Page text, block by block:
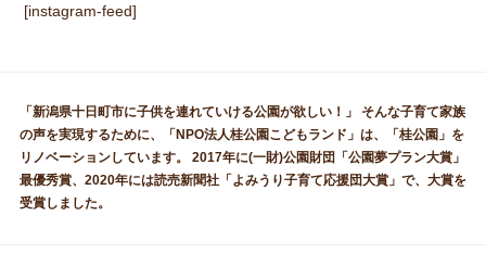
[instagram-feed]
「新潟県十日町市に子供を連れていける公園が欲しい！」
そんな子育て家族
の声を実現するために、「NPO法人桂公園こどもランド」は、「桂公園」を
リノベーションしています。
2017年に(一財)公園財団「公園夢プラン大賞」
最優秀賞、2020年には読売新聞社「よみうり子育て応援団大賞」で、大賞を
受賞しました。